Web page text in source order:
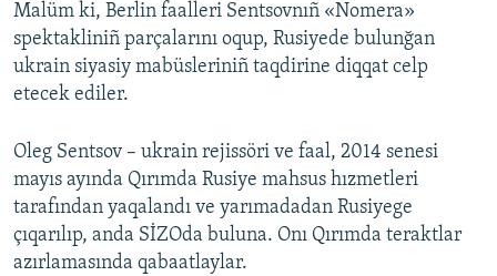
Malüm ki, Berlin faalleri Sentsovnıñ «Nomera»
spektakliniñ parçalarını oqup, Rusiyede bulunğan
ukrain siyasiy mabüsleriniñ taqdirine diqqat celp
etecek ediler.
Oleg Sentsov – ukrain rejissöri ve faal, 2014 senesi
mayıs ayında Qırımda Rusiye mahsus hızmetleri
tarafından yaqalandı ve yarımadadan Rusiyege
çıqarılıp, anda SİZOda buluna. Onı Qırımda teraktlar
azırlamasında qabaatlaylar.